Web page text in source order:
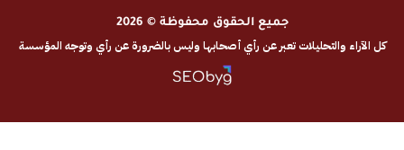
جميع الحقوق محفوظة © 2026
تعبر عن رأي أصحابها وليس بالضرورة عن رأي وتوجه المؤسسة